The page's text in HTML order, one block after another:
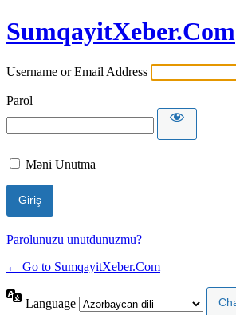
SumqayitXeber.Com
Username or Email Address
Parol
Məni Unutma
Parolunuzu unutdunuzmu?
← Go to SumqayitXeber.Com
Language